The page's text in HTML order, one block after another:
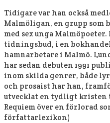
Tidigare var han också
Malmöligan, en grupp som
med sex unga
tidningsbud, i en
hamnarbetare i Malmö.
har sedan debuten 1991
inom skilda genrer, både
och prosaist har han,
utvecklat en tydligt kristen
Requiem över en förlorad
författarlexikon)